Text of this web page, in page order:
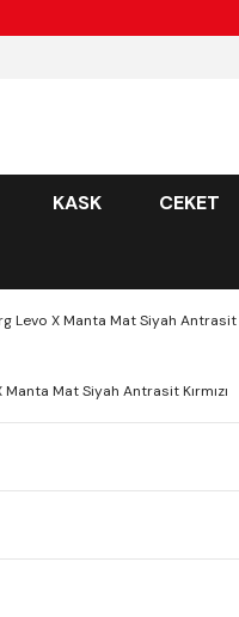
KASK CEKET
Levo X Manta Mat Siyah Antrasit